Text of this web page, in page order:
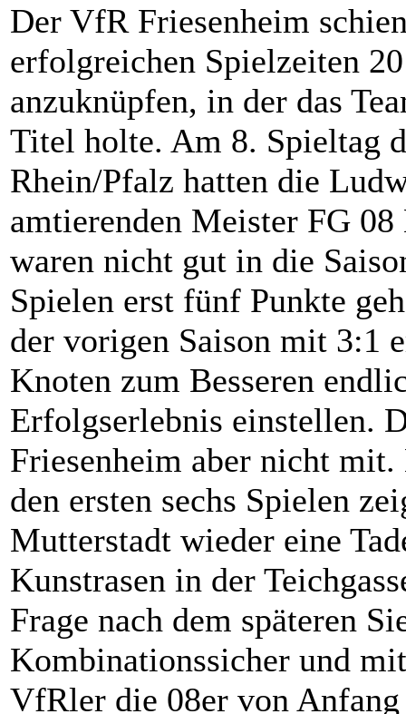
Der VfR Friesenheim
erfolgreichen Spielzeiten
anzuknüpfen, in der das
Titel holte. Am 8. Spieltag
Rhein/Pfalz hatten die
amtierenden Meister FG
waren nicht gut in die
Spielen erst fünf Punkte
der vorigen Saison mit 3:1
Knoten zum Besseren
Erfolgserlebnis einstellen.
Friesenheim aber nicht
den ersten sechs Spielen
Mutterstadt wieder eine
Kunstrasen in der
Frage nach dem späteren
Kombinationssicher und
VfRler die 08er von